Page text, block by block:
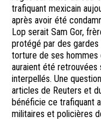
trafiquant mexicain
après avoir été
Lop serait Sam Gor,
protégé par des
torture de ses hommes
auraient été
interpellés. Une
articles de Reuters et
bénéficie ce trafiquant
militaires et policières